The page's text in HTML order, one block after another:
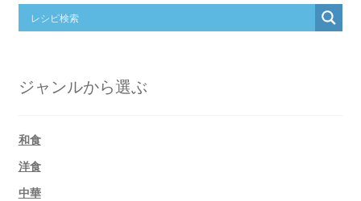
ジャンルから選ぶ
和食
洋食
中華